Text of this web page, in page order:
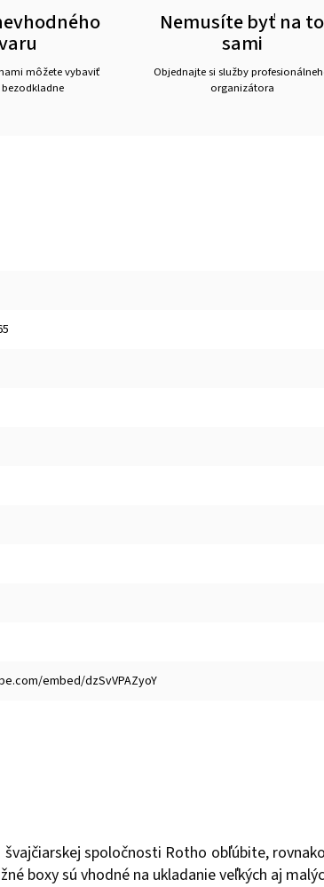
môžete vybaviť
Nemusíte byť na to
sami
Objednajte si služby
organizátora
embed/dzSvVPAZyoY
spoločnosti Rotho obľúbite,
boxy sú vhodné na ukladanie veľkých aj